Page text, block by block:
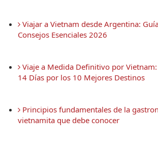
Viajar a Vietnam desde Argentina:
Consejos Esenciales 2026
Viaje a Medida Definitivo por
14 Días por los 10 Mejores Destinos
Principios fundamentales de la
vietnamita que debe conocer